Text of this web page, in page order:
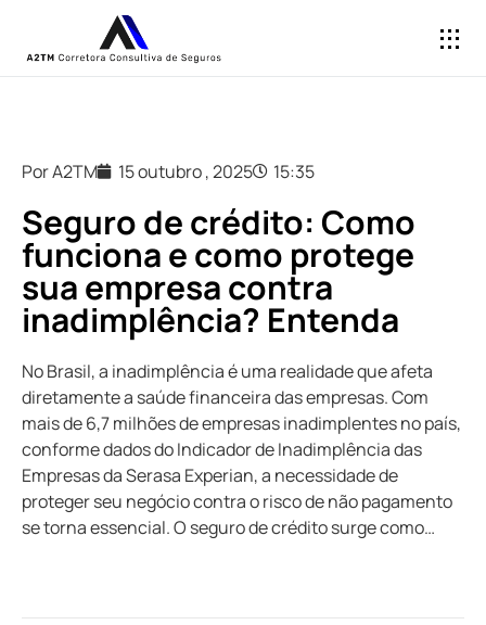
Por A2TM 15 outubro , 2025 15:35
Seguro de crédito: Como
funciona e como protege
sua empresa contra
inadimplência? Entenda
No Brasil, a inadimplência é uma realidade que afeta
diretamente a saúde financeira das empresas. Com
mais de 6,7 milhões de empresas inadimplentes no país,
conforme dados do Indicador de Inadimplência das
Empresas da Serasa Experian, a necessidade de
proteger seu negócio contra o risco de não pagamento
se torna essencial. O seguro de crédito surge como…